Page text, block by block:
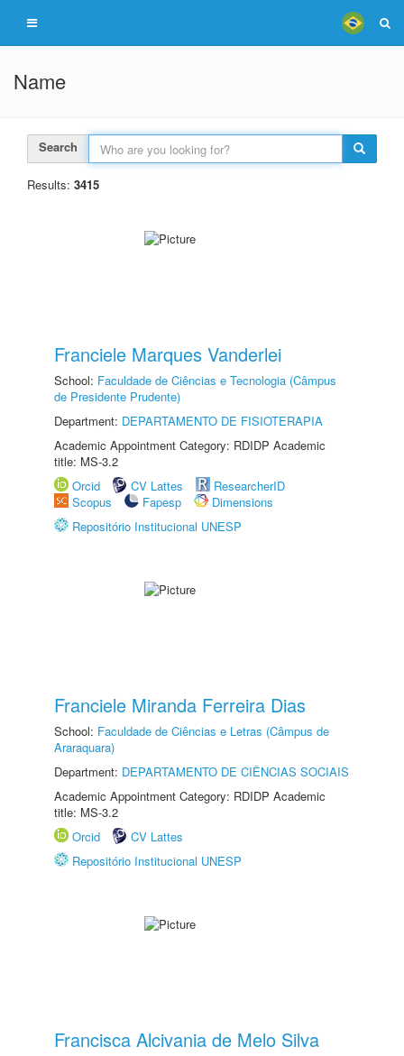
Name
Search
Results: 3415
Franciele Marques Vanderlei
School: Faculdade de Ciências e Tecnologia (Câmpus
de Presidente Prudente)
Department: DEPARTAMENTO DE FISIOTERAPIA
Academic Appointment Category: RDIDP Academic
title: MS-3.2
Orcid
CV Lattes
ResearcherID
Scopus
Fapesp
Dimensions
Repositório Institucional UNESP
Franciele Miranda Ferreira Dias
School: Faculdade de Ciências e Letras (Câmpus de
Araraquara)
Department: DEPARTAMENTO DE CIÊNCIAS SOCIAIS
Academic Appointment Category: RDIDP Academic
title: MS-3.2
Orcid
CV Lattes
Repositório Institucional UNESP
Francisca Alcivania de Melo Silva